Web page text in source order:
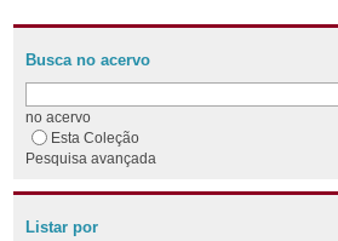
Busca no acervo
no acervo
Esta Coleção
Pesquisa avançada
Listar por